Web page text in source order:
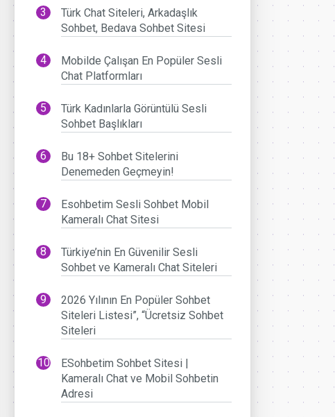
Türk Chat Siteleri, Arkadaşlık
Sohbet, Bedava Sohbet Sitesi
Mobilde Çalışan En Popüler Sesli
Chat Platformları
Türk Kadınlarla Görüntülü Sesli
Sohbet Başlıkları
Bu 18+ Sohbet Sitelerini
Denemeden Geçmeyin!
Esohbetim Sesli Sohbet Mobil
Kameralı Chat Sitesi
Türkiye’nin En Güvenilir Sesli
Sohbet ve Kameralı Chat Siteleri
2026 Yılının En Popüler Sohbet
Siteleri Listesi”, “Ücretsiz Sohbet
Siteleri
ESohbetim Sohbet Sitesi |
Kameralı Chat ve Mobil Sohbetin
Adresi